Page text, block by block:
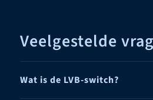
Veelgestelde
Wat is de LVB-switch?